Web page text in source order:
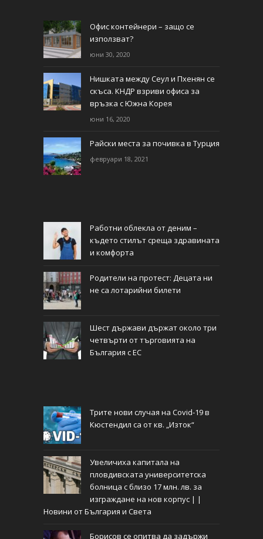
Офис контейнери – защо се
използват?
юни 30, 2020
Нишката между Сеул и Пхенян се
скъса. КНДР взриви офиса за
връзка с Южна Корея
юни 16, 2020
Райски места за почивка в Турция
февруари 18, 2021
Работни облекла от деним –
където стилът среща здравината
и комфорта
Родители на протест: Децата ни
не са лотарийни билети
Шест държави държат около три
четвърти от търговията на
България с ЕС
Трите нови случая на Covid-19 в
Кюстендил са от кв. „Изток“
Увеличиха капитала на
пловдивската университетска
болница с близо 17 млн. лв. за
изграждане на нов корпус | |
Новини от България и Света
Борисов се опитва да задържи